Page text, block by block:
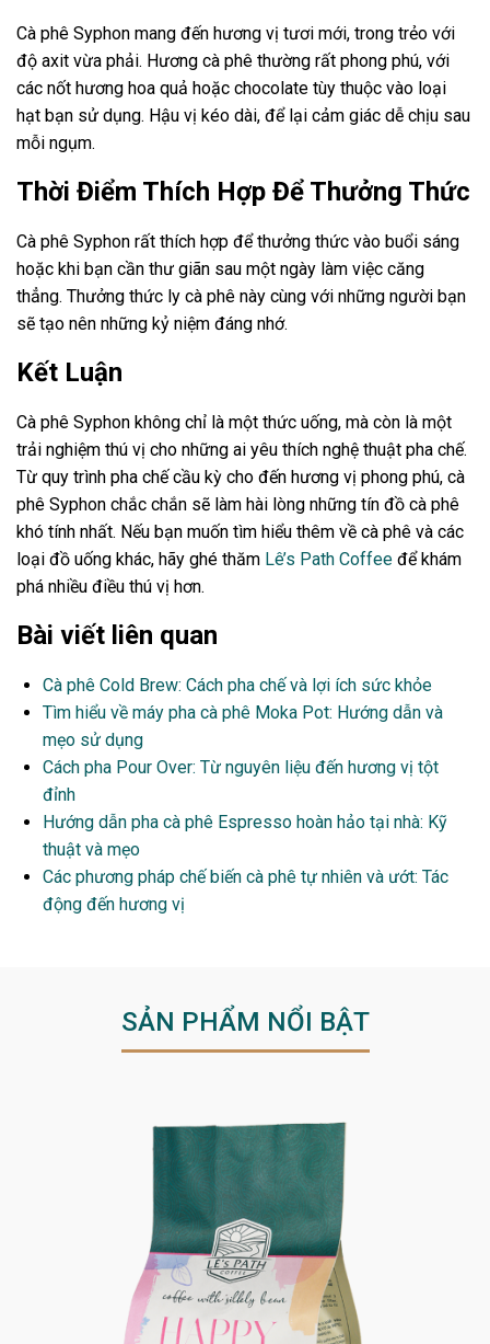
Cà phê Syphon mang đến hương vị tươi mới, trong trẻo với
độ axit vừa phải. Hương cà phê thường rất phong phú, với
các nốt hương hoa quả hoặc chocolate tùy thuộc vào loại
hạt bạn sử dụng. Hậu vị kéo dài, để lại cảm giác dễ chịu sau
mỗi ngụm.
Thời Điểm Thích Hợp Để Thưởng Thức
Cà phê Syphon rất thích hợp để thưởng thức vào buổi sáng
hoặc khi bạn cần thư giãn sau một ngày làm việc căng
thẳng. Thưởng thức ly cà phê này cùng với những người bạn
sẽ tạo nên những kỷ niệm đáng nhớ.
Kết Luận
Cà phê Syphon không chỉ là một thức uống, mà còn là một
trải nghiệm thú vị cho những ai yêu thích nghệ thuật pha chế.
Từ quy trình pha chế cầu kỳ cho đến hương vị phong phú, cà
phê Syphon chắc chắn sẽ làm hài lòng những tín đồ cà phê
khó tính nhất. Nếu bạn muốn tìm hiểu thêm về cà phê và các
loại đồ uống khác, hãy ghé thăm Lê’s Path Coffee để khám
phá nhiều điều thú vị hơn.
Bài viết liên quan
Cà phê Cold Brew: Cách pha chế và lợi ích sức khỏe
Tìm hiểu về máy pha cà phê Moka Pot: Hướng dẫn và
mẹo sử dụng
Cách pha Pour Over: Từ nguyên liệu đến hương vị tột
đỉnh
Hướng dẫn pha cà phê Espresso hoàn hảo tại nhà: Kỹ
thuật và mẹo
Các phương pháp chế biến cà phê tự nhiên và ướt: Tác
động đến hương vị
SẢN PHẨM NỔI BẬT